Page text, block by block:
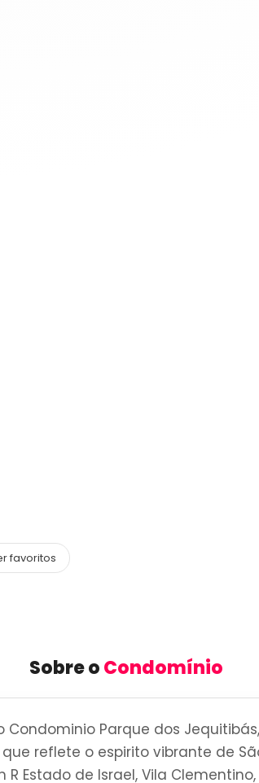
favoritos
Sobre oCondomínio
Condominio Parque dos
reflete o espirito vibrante de
R Estado de Israel, Vila